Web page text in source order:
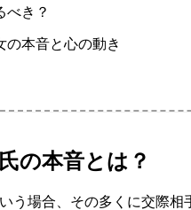
べき？
の本音と心の動き
の本音とは？
う場合、その多くに交際相